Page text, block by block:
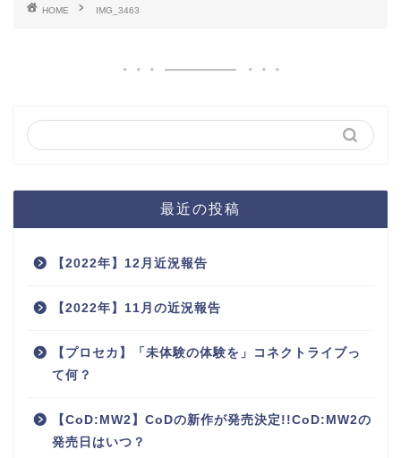
HOME IMG_3463
最近の投稿
【2022年】12月近況報告
【2022年】11月の近況報告
【プロセカ】「未体験の体験を」コネクトライブっ
て何？
【CoD:MW2】CoDの新作が発売決定!!CoD:MW2の
発売日はいつ？